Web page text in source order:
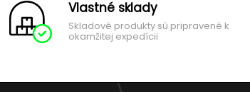
Vlastné sklady
Skladové produkty sú pripravené k
okamžitej expedícii